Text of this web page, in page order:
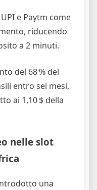
e Paytm come
riducendo
a 2 minuti.
del 68 % del
entro sei mesi,
ai 1,10 $ della
nelle slot
una